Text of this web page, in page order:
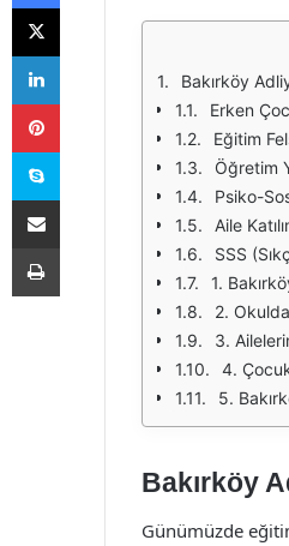
Bakırköy
Erken
Eğitim
Öğretim
Psiko-
Aile
SSS
1.
2.
3.
4.
5.
Bakırköy
Günümüzde
X
LinkedIn
Pinterest
Skype
E-Posta ile paylaş